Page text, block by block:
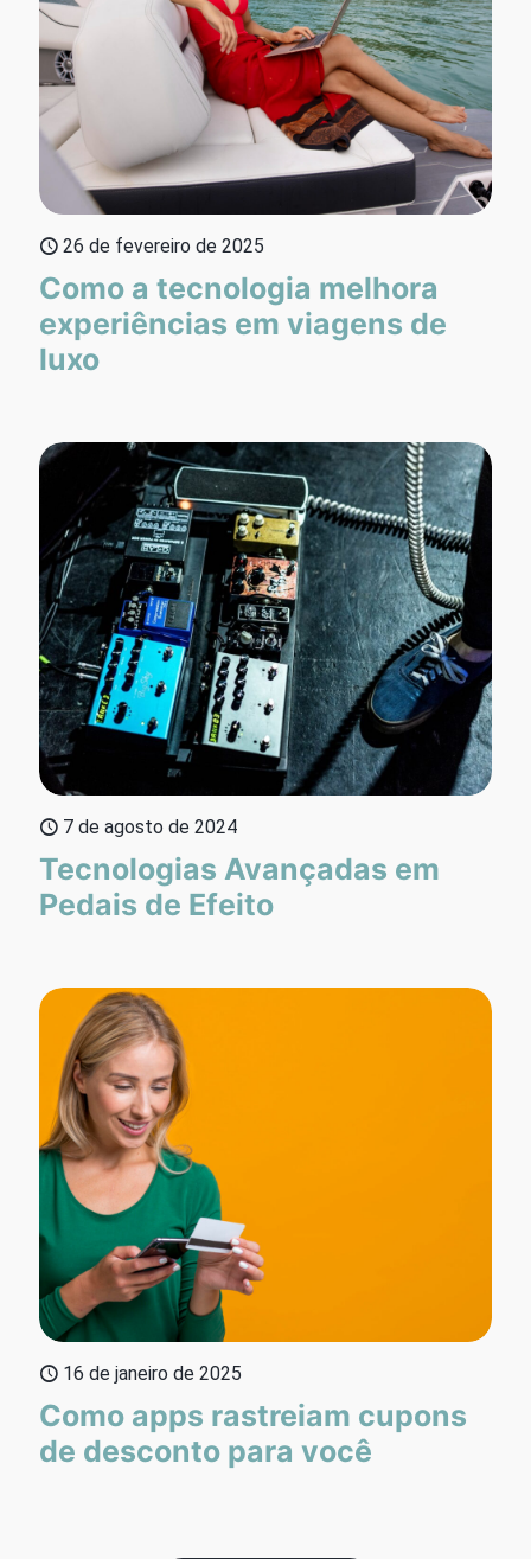
26 de fevereiro de 2025
Como a tecnologia melhora
experiências em viagens de
luxo
7 de agosto de 2024
Tecnologias Avançadas em
Pedais de Efeito
16 de janeiro de 2025
Como apps rastreiam cupons
de desconto para você